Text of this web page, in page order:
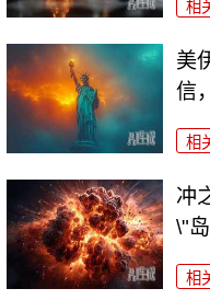
相
美
信
相
冲
\"
相